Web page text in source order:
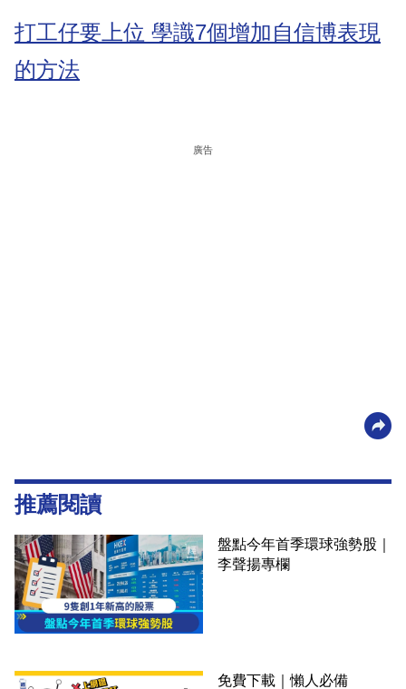
打工仔要上位 學識7個增加自信博表現
的方法
廣告
推薦閱讀
盤點今年首季環球強勢股｜
李聲揚專欄
免費下載｜懶人必備